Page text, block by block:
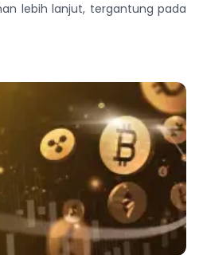
lebih lanjut, tergantung pada